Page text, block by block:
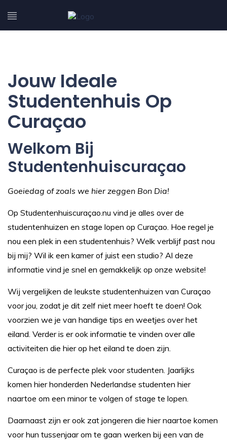
Jouw Ideale
Studentenhuis Op
Curaçao
Welkom Bij
Studentenhuiscuraçao
Goeiedag of zoals we hier zeggen Bon Dia!
Op Studentenhuiscuraçao.nu vind je alles over de
studentenhuizen en stage lopen op Curaçao. Hoe regel je
nou een plek in een studentenhuis? Welk verblijf past nou
bij mij? Wil ik een kamer of juist een studio? Al deze
informatie vind je snel en gemakkelijk op onze website!
Wij vergelijken de leukste studentenhuizen van Curaçao
voor jou, zodat je dit zelf niet meer hoeft te doen! Ook
voorzien we je van handige tips en weetjes over het
eiland. Verder is er ook informatie te vinden over alle
activiteiten die hier op het eiland te doen zijn.
Curaçao is de perfecte plek voor studenten. Jaarlijks
komen hier honderden Nederlandse studenten hier
naartoe om een minor te volgen of stage te lopen.
Daarnaast zijn er ook zat jongeren die hier naartoe komen
voor hun tussenjaar om te gaan werken bij een van de